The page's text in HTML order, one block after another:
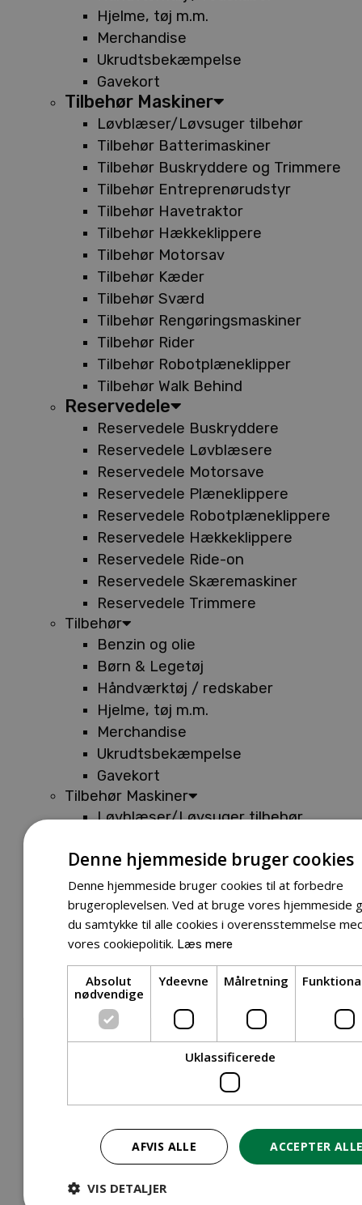
Hjelme, tøj m.m.
Merchandise
Ukrudtsbekæmpelse
Gavekort
Tilbehør Maskiner
Løvblæser/Løvsuger tilbehør
Tilbehør Batterimaskiner
Tilbehør Buskryddere og Trimmere
Tilbehør Entreprenørudstyr
Tilbehør Havetraktor
Tilbehør Hækkeklippere
Tilbehør Motorsav
Tilbehør Kæder
Tilbehør Sværd
Tilbehør Rengøringsmaskiner
Tilbehør Rider
Tilbehør Robotplæneklipper
Tilbehør Walk Behind
Reservedele
Reservedele Buskryddere
Reservedele Løvblæsere
Reservedele Motorsave
Reservedele Plæneklippere
Reservedele Robotplæneklippere
Reservedele Hækkeklippere
Reservedele Ride-on
Reservedele Skæremaskiner
Reservedele Trimmere
Tilbehør
Benzin og olie
Børn & Legetøj
Håndværktøj / redskaber
Hjelme, tøj m.m.
Merchandise
Ukrudtsbekæmpelse
Gavekort
Tilbehør Maskiner
Løvblæser/Løvsuger tilbehør
Tilbehør Buskryddere og Trimmere
Tilbehør Entreprenørudstyr
Tilbehør Havetraktor
Tilbehør Hækkeklippere
Tilbehør Motorsav
Tilbehør Kæder
Tilbehør Sværd
Tilbehør Rengøringsmaskiner
Tilbehør Robotplæneklipper
Tilbehør Walk Behind
Reservedele Løvblæsere
Reservedele Motorsave
Reservedele Plæneklippere
Denne hjemmeside bruger cookies
Denne hjemmeside bruger cookies til at forbedre
brugeroplevelsen. Ved at bruge vores hjemmeside
du samtykke til alle cookies i overensstemmelse
vores cookiepolitik. Læs mere
Absolut
nødvendige
Ydeevne Målretning
Uklassificerede
ACCEPTER
AFVIS ALLE
VIS DETALJER